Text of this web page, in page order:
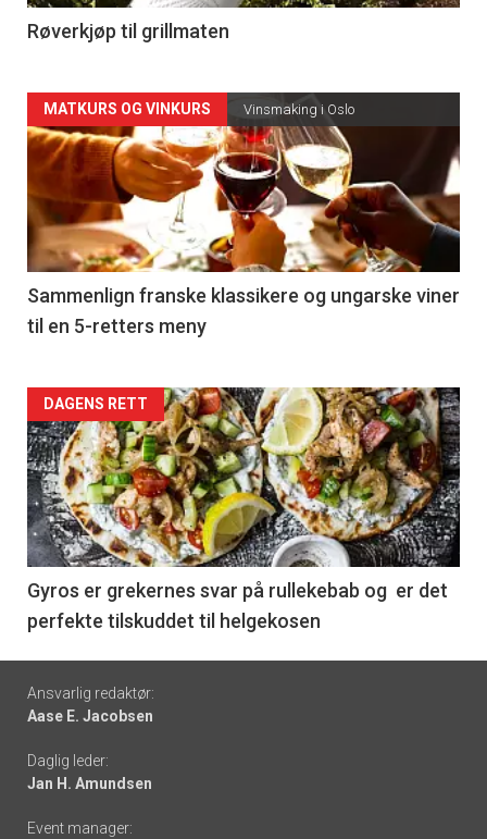
4
Røverkjøp til grillmaten
Forsiden
akkurat
nå
-
5
MATKURS OG VINKURS Vinsmaking i Oslo
Sammenlign franske klassikere og ungarske viner
til en 5-retters meny
Forsiden
akkurat
nå
-
6
DAGENS RETT
Gyros er grekernes svar på rullekebab og er det
perfekte tilskuddet til helgekosen
Footer
-
links
Ansvarlig redaktør:
Aase E. Jacobsen
Daglig leder:
Jan H. Amundsen
Event manager: